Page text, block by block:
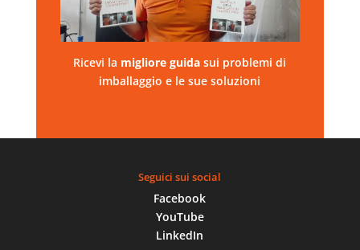
Ricevi la migliore guida sui problemi di
imballaggio e le sue soluzioni
Seguici sui social
Facebook
YouTube
LinkedIn